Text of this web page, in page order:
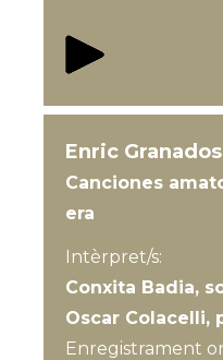
Enric Granados
Canciones
era
Intèrpret/s:
Conxita Badia,
Oscar Colacelli,
Enregistrament